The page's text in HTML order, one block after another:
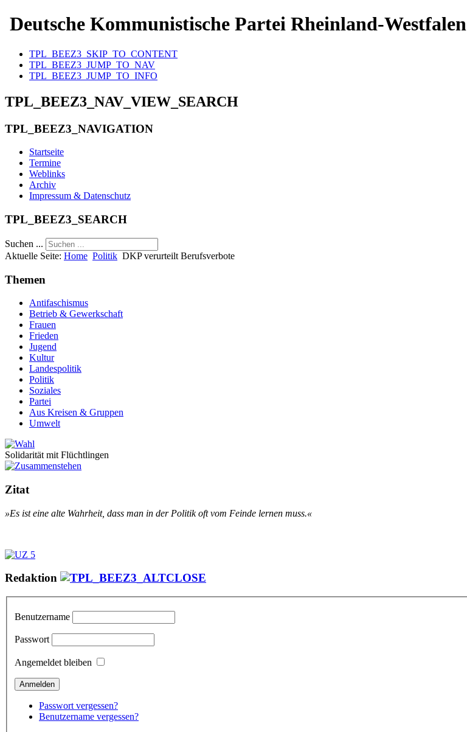
Deutsche Kommunistische Partei Rheinland-Westfalen
TPL_BEEZ3_SKIP_TO_CONTENT
TPL_BEEZ3_JUMP_TO_NAV
TPL_BEEZ3_JUMP_TO_INFO
TPL_BEEZ3_NAV_VIEW_SEARCH
TPL_BEEZ3_NAVIGATION
Startseite
Termine
Weblinks
Archiv
Impressum & Datenschutz
TPL_BEEZ3_SEARCH
Suchen ...
Aktuelle Seite: Home Politik DKP verurteilt Berufsverbote
Themen
Antifaschismus
Betrieb & Gewerkschaft
Frauen
Frieden
Jugend
Kultur
Landespolitik
Politik
Soziales
Partei
Aus Kreisen & Gruppen
Umwelt
Solidarität mit Flüchtlingen
Zitat
»Es ist ei­ne al­te Wahr­heit, dass man in der Po­li­tik oft vom Fein­de ler­nen muss.«
Redaktion
Benutzername
Passwort
Angemeldet bleiben
Passwort vergessen?
Benutzername vergessen?